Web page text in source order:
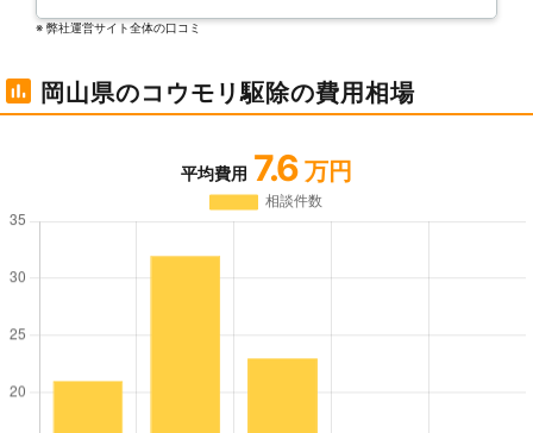
※ 弊社運営サイト全体の⼝コミ
岡山県のコウモリ駆除の費用相場
平均費用 7.6 万円